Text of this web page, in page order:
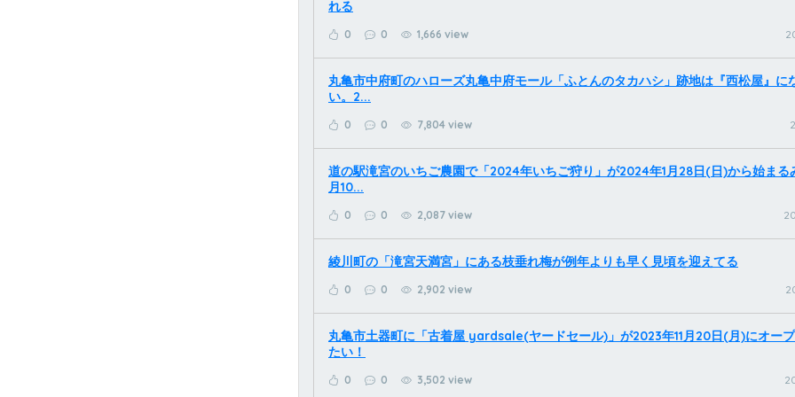
れる
0 0 1,666 view
丸亀市中府町のハローズ丸亀中府モール「ふとんのタカハシ」跡地は『西松屋』に
い。2...
0 0 7,804 view
道の駅滝宮のいちご農園で「2024年いちご狩り」が2024年1月28日(日)から始まる
月10...
0 0 2,087 view
綾川町の「滝宮天満宮」にある枝垂れ梅が例年よりも早く見頃を迎えてる
0 0 2,902 view
丸亀市土器町に「古着屋 yardsale(ヤードセール)」が2023年11月20日(月)にオー
たい！
0 0 3,502 view